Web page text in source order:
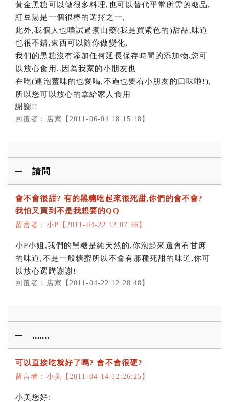
黃金黑糖可以做很多料理,也可以替代平常所需的糖品,
紅豆湯是一個很棒的選擇之一,
此外,我個人也嚐試過煮山藥(我是買紫色的)甜品,味道
也很不錯,東西可以隨你做變化,
我們的黒糖沒有添加任何延長保存時間的添加物,您可
以放心食用..因為我家的小朋友也
在吃(連泡薑味的也愛喝,不過也要看小朋友的口味啦!),
所以您可以放心的拿給家人食用
謝謝!!
回覆者：店家【2011-06-04 18:15:18】
請問
會不會很甜? 有的黑糖吃起來很死甜,你們的會不會?
我怕又買到不是我想要的QQ
留言者：小P【2011-04-22 12:07:36】
小P小姐,我們的黑糖是純天然的,你泡起來還會有甘庶
的味道,不是一般糖蜜所以不會有那種死甜的味道,你可
以放心選購謝謝!
回覆者：店家【2011-04-22 12:28:48】
.......
可以直接吃就好了嗎? 會不會很硬?
留言者：小美【2011-04-14 12:26:25】
小美您好: